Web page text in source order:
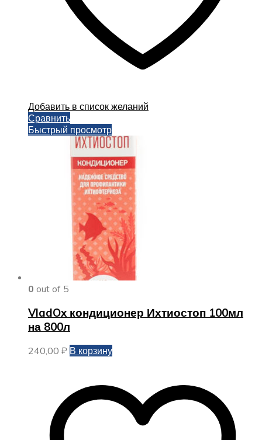
Добавить в список желаний
Сравнить
Быстрый просмотр
0 out of 5
VladOx кондиционер Ихтиостоп 100мл
на 800л
240,00 ₽ В корзину